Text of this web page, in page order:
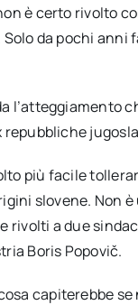
è certo rivolto
da pochi anni
l’atteggiamento
più facile
slovene. Non
rivolti a due
Boris Popovič.
capiterebbe